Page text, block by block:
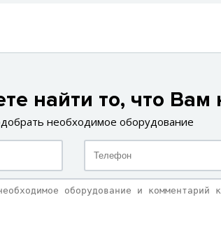
найти то, что Вам
необходимое оборудование